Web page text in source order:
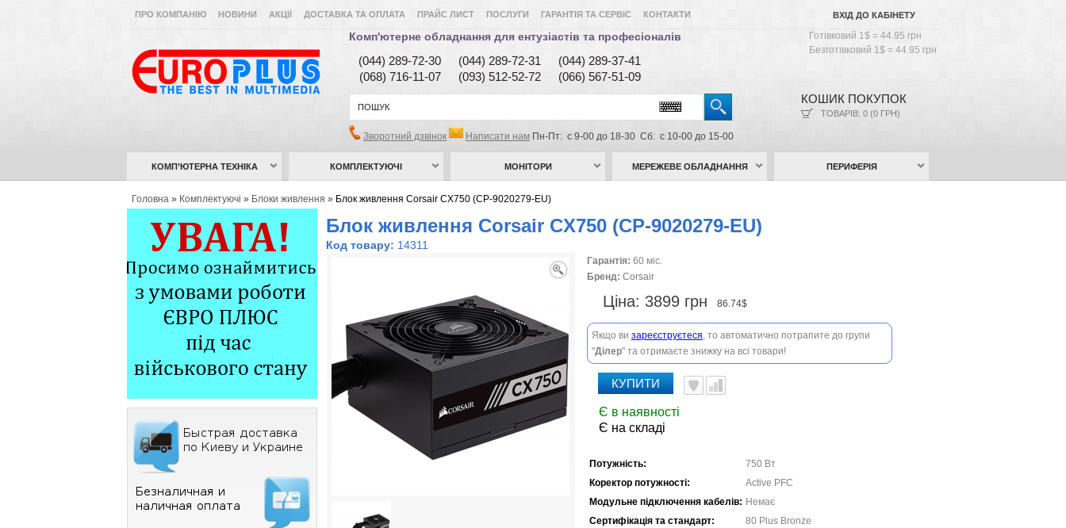
ВХІД ДО КАБІНЕТУ
ПРО КОМПАНІЮ НОВИНИ АКЦІЇ ДОСТАВКА ТА ОПЛАТА ПРАЙС ЛИСТ ПОСЛУГИ ГАРАНТІЯ ТА СЕРВІС КОНТАКТИ
Комп'ютерне обладнання для ентузіастів та професіоналів
Готівковий 1$ = 44.95 грн
Безготівковий 1$ = 44.95 грн
(044) 289-72-30 (044) 289-72-31
(044) 289-37-41
(068) 716-11-07
(093) 512-52-72
(066) 567-51-09
КОШИК ПОКУПОК
ТОВАРІВ: 0 (0 ГРН)
Зворотний дзвінок Написати нам Пн-Пт: с 9-00 до 18-30 Сб: с 10-00 до 15-00
КОМП’ЮТЕРНА ТЕХНІКА КОМПЛЕКТУЮЧІ МОНІТОРИ МЕРЕЖЕВЕ ОБЛАДНАННЯ ПЕРИФЕРІЯ
Головна » Комплектуючі » Блоки живлення » Блок живлення Corsair CX750 (CP-9020279-EU)
Блок живлення Corsair CX750 (CP-9020279-EU)
Код товару: 14311
Гарантія: 60 міс.
Бренд: Corsair
Ціна: 3899 грн 86.74$
Якщо ви зареєструєтеся, то автоматично потрапите до групи
"Ділер" та отримаєте знижку на всі товари!
КУПИТИ
Є в наявності
Є на складі
Потужність:
750 Вт
Коректор потужності:
Active PFC
Модульне підключення кабелів: Немає
Сертифікація та стандарт:
80 Plus Bronze